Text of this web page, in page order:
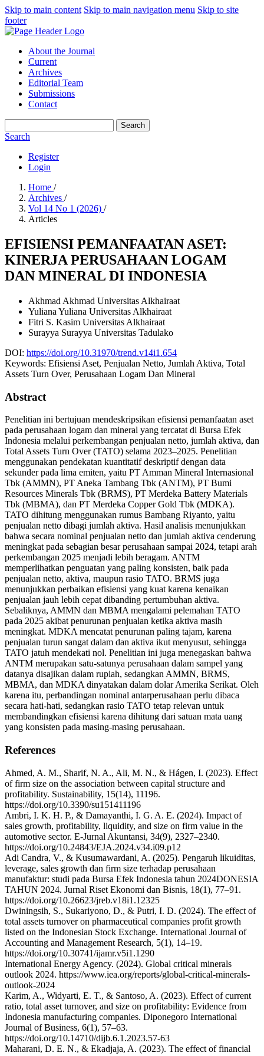
Skip to main content Skip to main navigation menu Skip to site
footer
About the Journal
Current
Archives
Editorial Team
Submissions
Contact
Search
Search
Register
Login
Home /
Archives /
Vol 14 No 1 (2026) /
Articles
EFISIENSI PEMANFAATAN ASET:
KINERJA PERUSAHAAN LOGAM
DAN MINERAL DI INDONESIA
Akhmad Akhmad Universitas Alkhairaat
Yuliana Yuliana Universitas Alkhairaat
Fitri S. Kasim Universitas Alkhairaat
Surayya Surayya Universitas Tadulako
DOI: https://doi.org/10.31970/trend.v14i1.654
Keywords: Efisiensi Aset, Penjualan Netto, Jumlah Aktiva, Total
Assets Turn Over, Perusahaan Logam Dan Mineral
Abstract
Penelitian ini bertujuan mendeskripsikan efisiensi pemanfaatan aset
pada perusahaan logam dan mineral yang tercatat di Bursa Efek
Indonesia melalui perkembangan penjualan netto, jumlah aktiva, dan
Total Assets Turn Over (TATO) selama 2023–2025. Penelitian
menggunakan pendekatan kuantitatif deskriptif dengan data
sekunder pada lima emiten, yaitu PT Amman Mineral Internasional
Tbk (AMMN), PT Aneka Tambang Tbk (ANTM), PT Bumi
Resources Minerals Tbk (BRMS), PT Merdeka Battery Materials
Tbk (MBMA), dan PT Merdeka Copper Gold Tbk (MDKA).
TATO dihitung menggunakan rumus Bambang Riyanto, yaitu
penjualan netto dibagi jumlah aktiva. Hasil analisis menunjukkan
bahwa secara nominal penjualan netto dan jumlah aktiva cenderung
meningkat pada sebagian besar perusahaan sampai 2024, tetapi arah
perkembangan 2025 menjadi lebih beragam. ANTM
memperlihatkan penguatan yang paling konsisten, baik pada
penjualan netto, aktiva, maupun rasio TATO. BRMS juga
menunjukkan perbaikan efisiensi yang kuat karena kenaikan
penjualan jauh lebih cepat dibanding pertumbuhan aktiva.
Sebaliknya, AMMN dan MBMA mengalami pelemahan TATO
pada 2025 akibat penurunan penjualan ketika aktiva masih
meningkat. MDKA mencatat penurunan paling tajam, karena
penjualan turun sangat dalam dan aktiva ikut menyusut, sehingga
TATO jatuh mendekati nol. Penelitian ini juga menegaskan bahwa
ANTM merupakan satu-satunya perusahaan dalam sampel yang
datanya disajikan dalam rupiah, sedangkan AMMN, BRMS,
MBMA, dan MDKA dinyatakan dalam dolar Amerika Serikat. Oleh
karena itu, perbandingan nominal antarperusahaan perlu dibaca
secara hati-hati, sedangkan rasio TATO tetap relevan untuk
membandingkan efisiensi karena dihitung dari satuan mata uang
yang konsisten pada masing-masing perusahaan.
References
Ahmed, A. M., Sharif, N. A., Ali, M. N., & Hágen, I. (2023). Effect
of firm size on the association between capital structure and
profitability. Sustainability, 15(14), 11196.
https://doi.org/10.3390/su151411196
Ambri, I. K. H. P., & Damayanthi, I. G. A. E. (2024). Impact of
sales growth, profitability, liquidity, and size on firm value in the
automotive sector. E-Jurnal Akuntansi, 34(9), 2327–2340.
https://doi.org/10.24843/EJA.2024.v34.i09.p12
Adi Candra, V., & Kusumawardani, A. (2025). Pengaruh likuiditas,
leverage, sales growth dan firm size terhadap perusahaan
manufaktur: studi pada Bursa Efek Indonesia tahun 2024DONESIA
TAHUN 2024. Jurnal Riset Ekonomi dan Bisnis, 18(1), 77–91.
https://doi.org/10.26623/jreb.v18i1.12325
Dwiningsih, S., Sukariyono, D., & Putri, I. D. (2024). The effect of
total assets turnover on pharmaceutical companies profit growth
listed on the Indonesian Stock Exchange. International Journal of
Accounting and Management Research, 5(1), 14–19.
https://doi.org/10.30741/ijamr.v5i1.1290
International Energy Agency. (2024). Global critical minerals
outlook 2024. https://www.iea.org/reports/global-critical-minerals-
outlook-2024
Karim, A., Widyarti, E. T., & Santoso, A. (2023). Effect of current
ratio, total asset turnover, and size on profitability: Evidence from
Indonesia manufacturing companies. Diponegoro International
Journal of Business, 6(1), 57–63.
https://doi.org/10.14710/dijb.6.1.2023.57-63
Maharani, D. E. N., & Ekadjaja, A. (2023). The effect of financial